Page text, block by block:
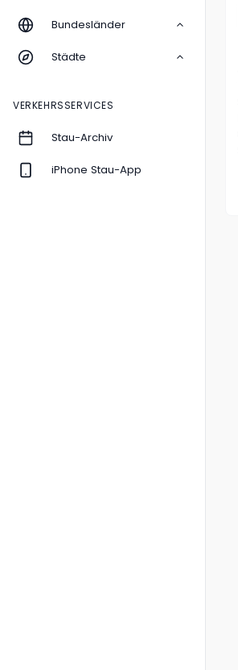
Bundesländer
Städte
VERKEHRSSERVICES
Stau-Archiv
iPhone Stau-App